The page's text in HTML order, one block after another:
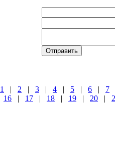
1 | 2 | 3 | 4 | 5 | 6 | 7
16 | 17 | 18 | 19 | 20 |